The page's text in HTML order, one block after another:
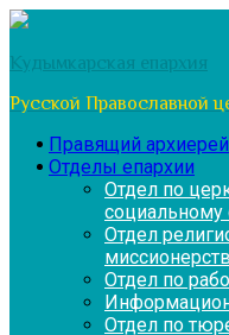
Перейти
содержимому
Кудымкарская епархия
Русской Православной
Правящий архиерей
Отделы епархии
Отдел по
Отдел
Отдел по
Отдел по